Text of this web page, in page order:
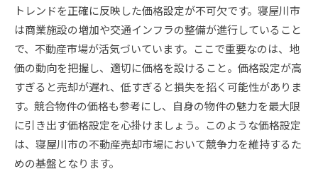
トレンドを正確に反映した価格設定が不可欠です。寝屋川市
は商業施設の増加や交通インフラの整備が進行していること
で、不動産市場が活気づいています。ここで重要なのは、地
価の動向を把握し、適切に価格を設けること。価格設定が高
すぎると売却が遅れ、低すぎると損失を招く可能性がありま
す。競合物件の価格も参考にし、自身の物件の魅力を最大限
に引き出す価格設定を心掛けましょう。このような価格設定
は、寝屋川市の不動産売却市場において競争力を維持するた
めの基盤となります。